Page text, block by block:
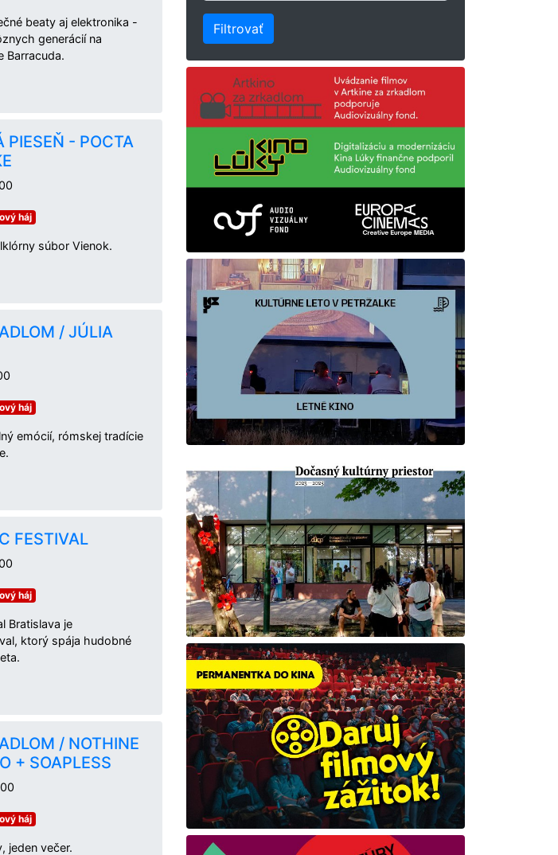
beaty aj elektronika -
generácií na
Barracuda.
PIESEŇ - POCTA
háj
súbor Vienok.
/ JÚLIA
háj
emócií, rómskej tradície
FESTIVAL
háj
Bratislava je
ktorý spája hudobné
/ NOTHINE
+ SOAPLESS
háj
jeden večer.